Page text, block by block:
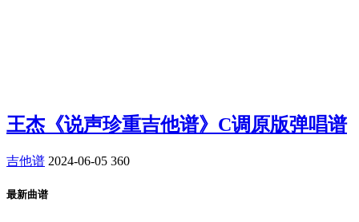
王杰《说声珍重吉他谱》C调原版弹唱谱
吉他谱 2024-06-05 360
最新曲谱